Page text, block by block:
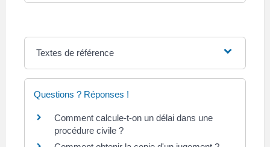
Textes de référence
Questions ? Réponses !
Comment calcule-t-on un délai dans une
procédure civile ?